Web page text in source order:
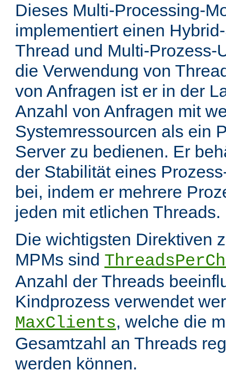
Dieses Multi-Processing-
implementiert einen
Thread und Multi-Prozess-
die Verwendung von
von Anfragen ist er in der
Anzahl von Anfragen mit
Systemressourcen als ein
Server zu bedienen. Er
der Stabilität eines
bei, indem er mehrere
jeden mit etlichen Threads.
Die wichtigsten Direktiven
MPMs sind
Anzahl der Threads
Kindprozess verwendet
MaxClients, welche die
Gesamtzahl an Threads
werden können.